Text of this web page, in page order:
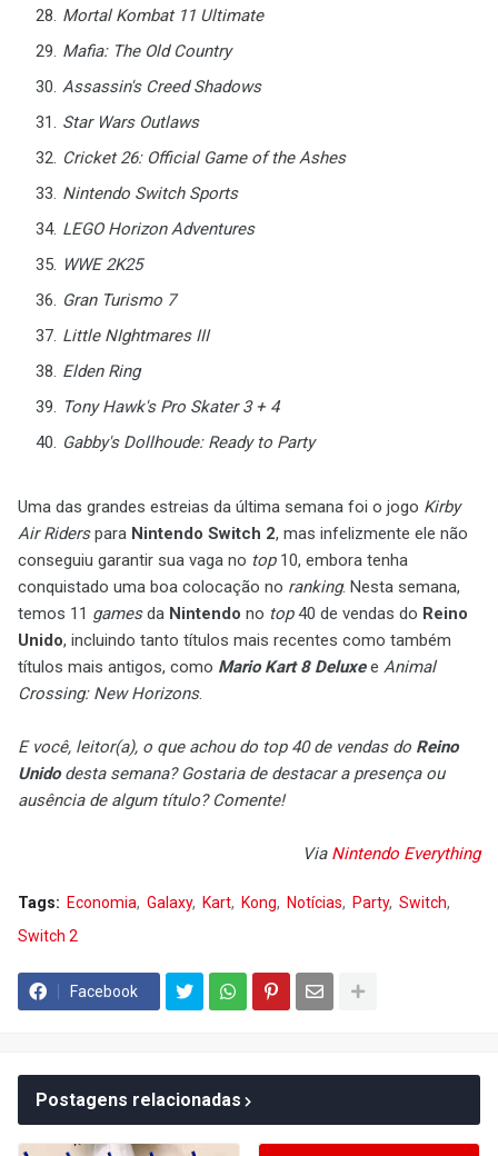
Mortal Kombat 11 Ultimate
Mafia: The Old Country
Assassin's Creed Shadows
Star Wars Outlaws
Cricket 26: Official Game of the Ashes
Nintendo Switch Sports
LEGO Horizon Adventures
WWE 2K25
Gran Turismo 7
Little NIghtmares III
Elden Ring
Tony Hawk's Pro Skater 3 + 4
Gabby's Dollhoude: Ready to Party
Uma das grandes estreias da última semana foi o jogo Kirby
Air Riderspara Nintendo Switch 2, mas infelizmente ele não
conseguiu garantir sua vaga no top10, embora tenha
conquistado uma boa colocação no ranking. Nesta semana,
temos 11 gamesda Nintendo no top40 de vendas do Reino
Unido, incluindo tanto títulos mais recentes como também
títulos mais antigos, como Mario Kart 8 Deluxee Animal
Crossing: New Horizons.
E você, leitor(a), o que achou do top 40 de vendas do Reino
Unidodesta semana? Gostaria de destacar a presença ou
ausência de algum título? Comente!
ViaNintendo Everything
Tags: Economia Galaxy Kart Kong Notícias Party Switch
Switch 2
Facebook
Postagens relacionadas